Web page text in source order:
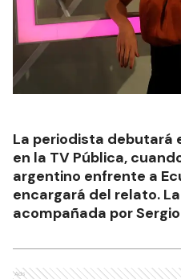
La periodista debutará
en la TV Pública,
argentino enfrente a
encargará del relato.
acompañada por
Ads